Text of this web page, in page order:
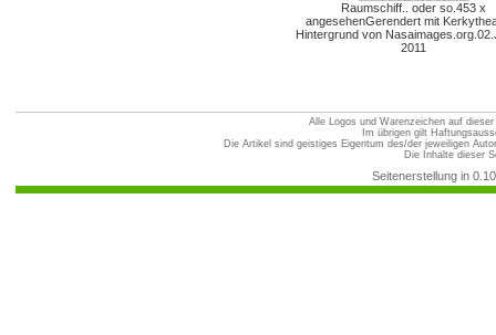
Raumschiff.. oder so. 453 x
angesehenGerendert mit
Hintergrund von Nasaimages.org.
2011
Alle Logos und Warenzeichen auf
Im übrigen gilt
Die Artikel sind geistiges Eigentum des/der jeweiligen
Die Inhalte dieser
Seitenerstellung in